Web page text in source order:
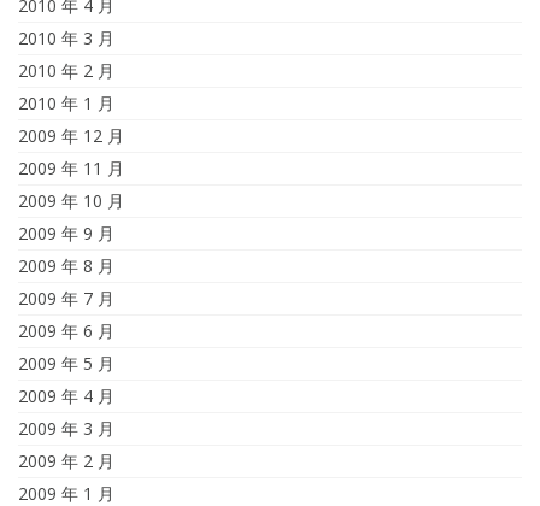
2010 年 4 月
2010 年 3 月
2010 年 2 月
2010 年 1 月
2009 年 12 月
2009 年 11 月
2009 年 10 月
2009 年 9 月
2009 年 8 月
2009 年 7 月
2009 年 6 月
2009 年 5 月
2009 年 4 月
2009 年 3 月
2009 年 2 月
2009 年 1 月